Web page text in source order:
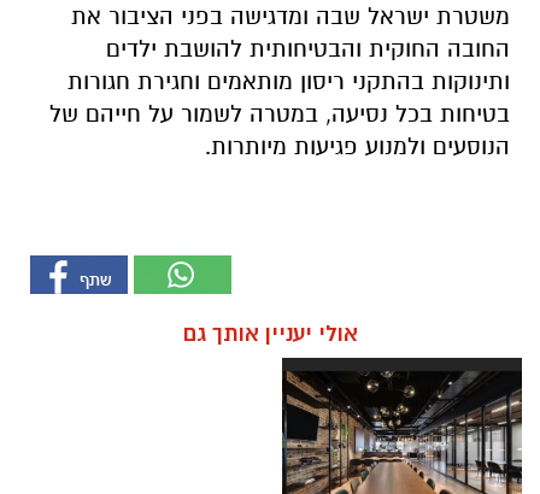
משטרת ישראל שבה ומדגישה בפני הציבור את
החובה החוקית והבטיחותית להושבת ילדים
ותינוקות בהתקני ריסון מותאמים וחגירת חגורות
בטיחות בכל נסיעה, במטרה לשמור על חייהם של
הנוסעים ולמנוע פגיעות מיותרות.
אולי יעניין אותך גם